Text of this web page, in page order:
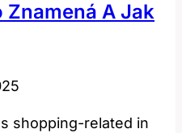
Znamená A Jak
shopping-related in